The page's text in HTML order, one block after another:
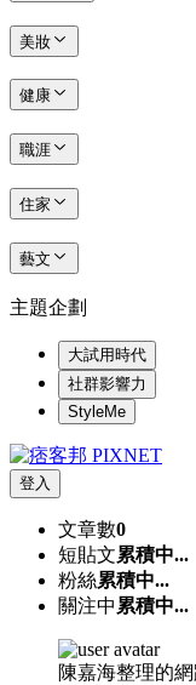
美妝
健康
職涯
住家
藝文
主題企劃
大試用時代
社群影響力
StyleMe
登入
文章數0
短貼文累積中...
粉絲累積中...
關注中 累積中...
陳嘉海整理的